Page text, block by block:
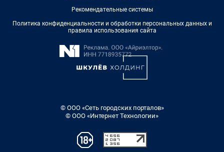
Рекомендательные системы
Политика конфиденциальности и обработки персональных данных и
правила использования сайта
© ООО «Сеть городских порталов»
© ООО «Интернет Технологии»